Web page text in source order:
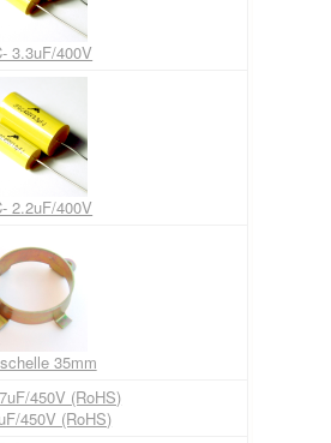
3.3uF/400V
2.2uF/400V
35mm
450V (RoHS)